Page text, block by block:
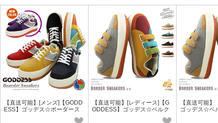
【直送可能】[メンズ]【GODD
ESS】ゴッデス☆ボーダース
ニーカー+enbridgeインソー
【直送可能】[レディース]【G
ODDESS】ゴッデス☆ベルク
ロボーダースニーカー+enbrid
【直送可能
ゴッデス☆ベ